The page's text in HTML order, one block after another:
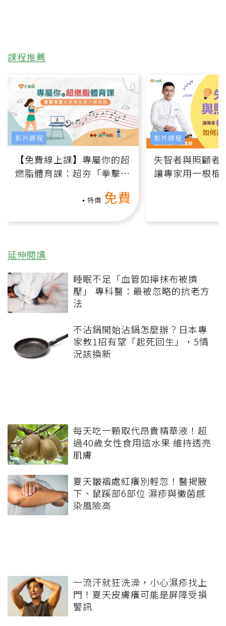
課程推薦
【免費線上課】專屬你的超
燃脂體育課：超夯「拳擊有
特價 免費
影片課程
失智者與照顧者
讓專家用一根棍
影片課程
延伸閱讀
睡眠不足「血管如擰抹布被擠
壓」 專科醫：最被忽略的抗老方
法
不沾鍋開始沾鍋怎麼辦？日本專
家教1招有望「起死回生」，5情
況該換新
每天吃一顆取代昂貴精華液！超
過40歲女性食用這水果 維持透亮
肌膚
夏天皺褶處紅癢別輕忽！醫揭腋
下、鼠蹊部6部位 濕疹與黴菌感
染風險高
一流汗就狂洗澡，小心濕疹找上
門！夏天皮膚癢可能是屏障受損
警訊